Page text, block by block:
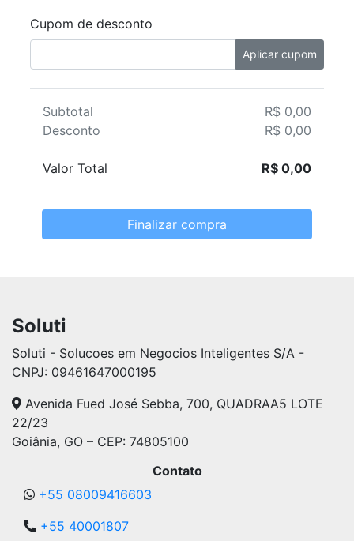
Cupom de desconto
Aplicar cupom
Subtotal
R$ 0,00
Desconto
R$ 0,00
Valor Total R$ 0,00
Finalizar compra
Soluti
Soluti - Solucoes em Negocios Inteligentes S/A -
CNPJ: 09461647000195
Avenida Fued José Sebba, 700, QUADRAA5 LOTE
22/23
Goiânia, GO – CEP: 74805100
Contato
+55 08009416603
+55 40001807